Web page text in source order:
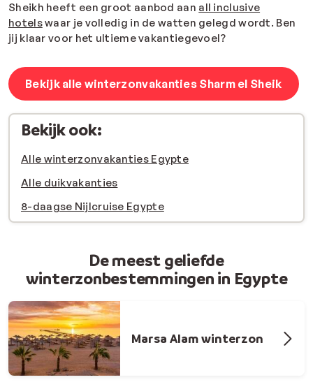
Sheikh heeft een groot aanbod aan all inclusive
hotelswaar je volledig in de watten gelegd wordt. Ben
jij klaar voor het ultieme vakantiegevoel?
Bekijk alle winterzonvakanties Sharm el Sheik
Bekijk ook:
Alle winterzonvakanties Egypte
Alle duikvakanties
8-daagse Nijlcruise Egypte
De meest geliefde
winterzonbestemmingen in Egypte
Marsa Alam winterzon